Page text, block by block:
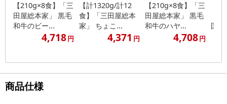
【210g×8食】「三
田屋総本家」 黒毛
和牛のビー...
4,718円
【計1320g/計12
食】「三田屋総本
家」 ちょこ...
4,371 円
【210g×8食】「三
田屋総本家」 黒毛
和牛のハヤ...
4,708円
国
商品仕様